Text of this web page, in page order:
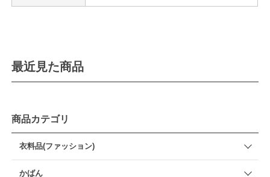
最近見た商品
商品カテゴリ
衣料品(ファッション)
かばん